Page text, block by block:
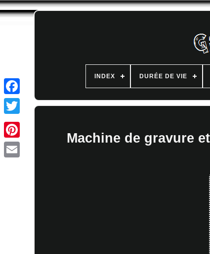
INDEX DURÉE DE VIE
Machine de gravure